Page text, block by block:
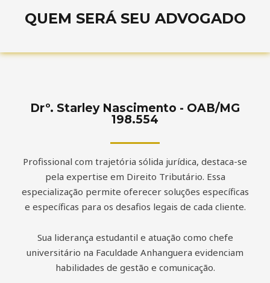
QUEM SERÁ SEU ADVOGADO
Drº. Starley Nascimento - OAB/MG
198.554
Profissional com trajetória sólida jurídica, destaca-se
pela expertise em Direito Tributário. Essa
especialização permite oferecer soluções específicas
e específicas para os desafios legais de cada cliente.
Sua liderança estudantil e atuação como chefe
universitário na Faculdade Anhanguera evidenciam
habilidades de gestão e comunicação.